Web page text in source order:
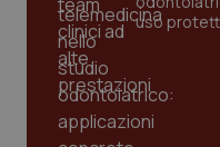
uso
tracking-sites-
tracking-enable